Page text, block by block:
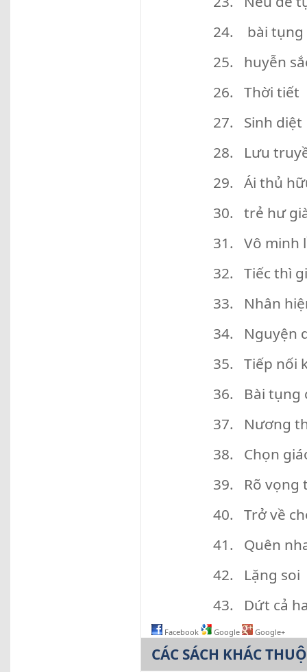
24. bài tụng
25. huyễn
26. Thời tiết
27. Sinh diệt
28. Lưu
29. Ái thủ
30. trẻ hư
31. Vô minh
32. Tiếc thì
33. Nhân
34. Nguyện
35. Tiếp nối
36. Bài tụng
37. Nương
38. Chọn
39. Rõ vọng
40. Trở về
41. Quên
42. Lặng soi
43. Dứt cả
Facebook Google Google+
CÁC SÁCH KHÁC